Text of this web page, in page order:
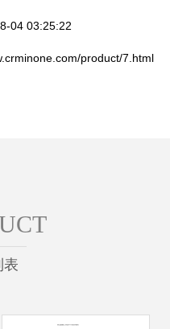
04 03:25:22
product/7.html
表